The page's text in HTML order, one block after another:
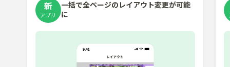
新
アプリ
一括で​全ページのレイアウト変更が​可能
に​